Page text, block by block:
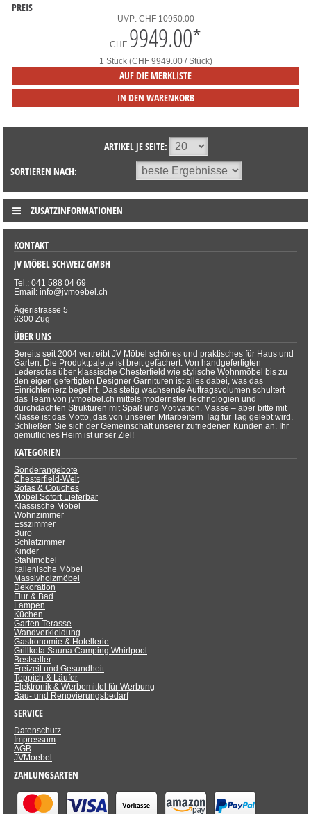
PREIS
UVP:CHF 10950.00
CHF 9949.00*
1 Stück (CHF 9949.00 / Stück)
AUF DIE MERKLISTE
IN DEN WARENKORB
ARTIKEL JE SEITE:
SORTIEREN NACH:
ZUSATZINFORMATIONEN
KONTAKT
JV MÖBEL SCHWEIZ GMBH
Tel.: 041 588 04 69
Email: info@jvmoebel.ch
Ägeristrasse 5
6300 Zug
ÜBER UNS
Bereits seit 2004 vertreibt JV Möbel schönes und praktisches für Haus und
Garten. Die Produktpalette ist breit gefächert. Von handgefertigten
Ledersofas über klassische Chesterfield wie stylische Wohnmöbel bis zu
den eigen gefertigten Designer Garnituren ist alles dabei, was das
Einrichterherz begehrt. Das stetig wachsende Auftragsvolumen schultert
das Team von jvmoebel.ch mittels modernster Technologien und
durchdachten Strukturen mit Spaß und Motivation. Masse – aber bitte mit
Klasse ist das Motto, das von unseren Mitarbeitern Tag für Tag gelebt wird.
Schließen Sie sich der Gemeinschaft unserer zufriedenen Kunden an. Ihr
gemütliches Heim ist unser Ziel!
KATEGORIEN
Sonderangebote
Chesterfield-Welt
Sofas & Couches
Möbel Sofort Lieferbar
Klassische Möbel
Wohnzimmer
Esszimmer
Büro
Schlafzimmer
Kinder
Stahlmöbel
Italienische Möbel
Massivholzmöbel
Dekoration
Flur & Bad
Lampen
Küchen
Garten Terasse
Wandverkleidung
Gastronomie & Hotellerie
Grillkota Sauna Camping Whirlpool
Bestseller
Freizeit und Gesundheit
Teppich & Läufer
Elektronik & Werbemittel für Werbung
Bau- und Renovierungsbedarf
SERVICE
Datenschutz
Impressum
AGB
JVMoebel
ZAHLUNGSARTEN